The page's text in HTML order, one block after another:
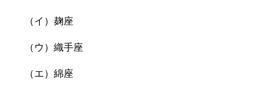
（イ）麹座
（ウ）織手座
（エ）綿座